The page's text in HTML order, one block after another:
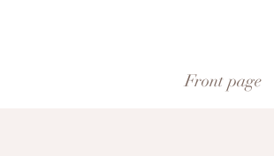
Front page